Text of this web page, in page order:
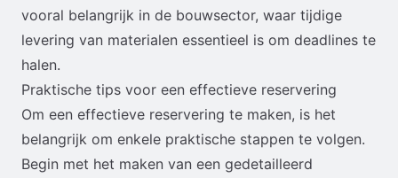
vooral belangrijk in de bouwsector, waar tijdige
levering van materialen essentieel is om deadlines te
halen.
Praktische tips voor een effectieve reservering
Om een effectieve reservering te maken, is het
belangrijk om enkele praktische stappen te volgen.
Begin met het maken van een gedetailleerd